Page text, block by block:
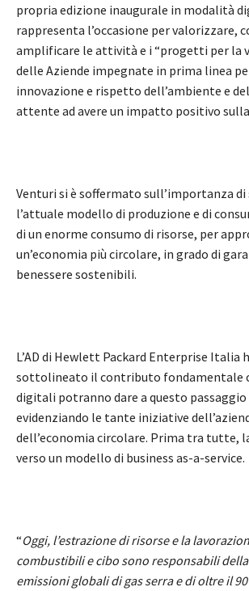
propria edizione inaugurale in modalità
rappresenta l’occasione per valorizzare,
amplificare le attività e i “progetti per la
delle Aziende impegnate in prima linea
innovazione e rispetto dell’ambiente e
attente ad avere un impatto positivo
Venturi si è soffermato sull’importanza di
l’attuale modello di produzione e di
di un enorme consumo di risorse, per
un’economia più circolare, in grado di
benessere sostenibili.
L’AD di Hewlett Packard Enterprise Italia
sottolineato il contributo fondamentale
digitali potranno dare a questo passaggio
evidenziando le tante iniziative
dell’economia circolare. Prima tra tutte,
verso un modello di business as-a-service.
“Oggi, l’estrazione di risorse e la
combustibili e cibo sono responsabili
emissioni globali di gas serra e di oltre il